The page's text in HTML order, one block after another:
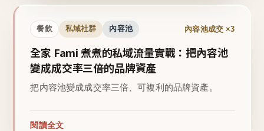
餐飲 私域社群 內容池 內容池成交 ×3
全家 Fami 煮煮的私域流量實戰：把內容池
變成成交率三倍的品牌資產
把內容池變成成交率三倍、可複利的品牌資產。
閱讀全文